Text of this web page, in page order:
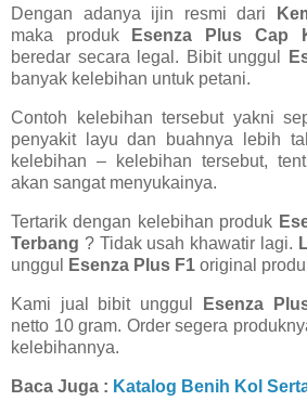
Dengan adanya ijin resmi dari
maka produk
Esenza Plus Cap
beredar secara legal. Bibit unggul
banyak kelebihan untuk petani.
Contoh kelebihan tersebut yakni
penyakit layu dan buahnya lebih
kelebihan – kelebihan tersebut,
akan sangat menyukainya.
Tertarik dengan kelebihan produk
Terbang ? Tidak usah khawatir lagi.
unggul
Esenza Plus F1 original
Kami jual bibit unggul Esenza
netto 10 gram. Order segera
kelebihannya.
Baca Juga : Katalog Benih Kol